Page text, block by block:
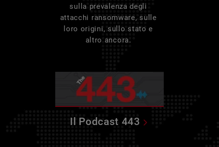
sulla prevalenza degli
attacchi ransomware, sulle
loro origini, sullo stato e
altro ancora.
Il Podcast 443